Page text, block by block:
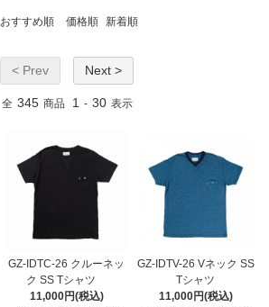
おすすめ順 価格順 新着順
< Prev Next >
全 345 商品 1 - 30 表示
GZ-IDTC-26 クルーネッ
ク SS Tシャツ
11,000円(税込)
GZ-IDTV-26 Vネック SS
Tシャツ
11,000円(税込)